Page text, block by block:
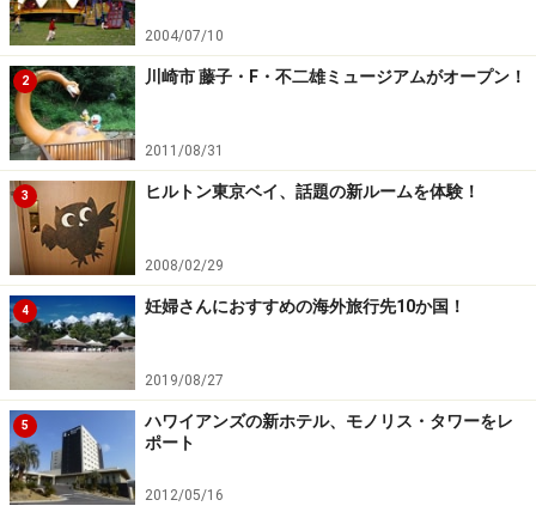
子供の保育園で集まったママグループなのだそう。こだ
わりを見せる料理の一つ一つには奥多摩の素晴らしさを
「食」を通して伝え、発信していきたいという意気込み
が感じられます。身体にも心にも優しいメニューには、
そんなママたちの願いがこめられているのです。
多彩な体験プログラムを企画中！
臼と杵で大豆をすりつぶしていきます。
「森のカフェ アースガーデン」では、様々な体験プロ
グラムを企画しています。今回はそんな中から、親子で
楽しめそうな「味噌づくり体験」をご紹介しましょう。
2004/07/10
2 川崎市 藤子・F・不二雄ミュージアムがオープン！
2011/08/31
3 ヒルトン東京ベイ、話題の新ルームを体験！
2008/02/29
4 妊婦さんにおすすめの海外旅行先10か国！
2019/08/27
5
ハワイアンズの新ホテル、モノリス・タワーをレ
ポート
2012/05/16